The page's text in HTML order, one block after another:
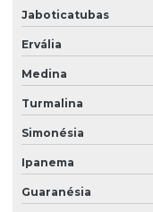
Jaboticatubas
Ervália
Medina
Turmalina
Simonésia
Ipanema
Guaranésia